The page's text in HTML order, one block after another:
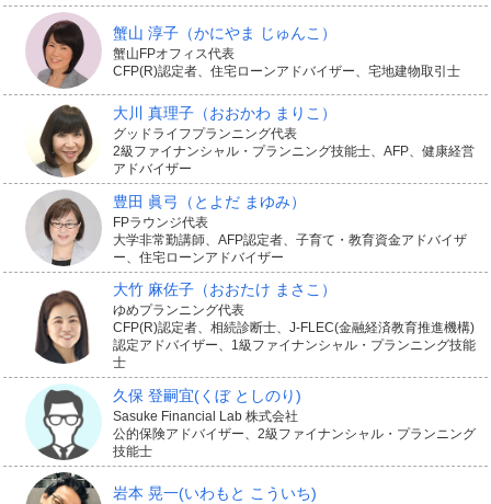
蟹山 淳子 （かにやま じゅんこ）
蟹山FPオフィス代表
CFP(R)認定者、住宅ローンアドバイザー、宅地建物取引士
大川 真理子 （おおかわ まりこ）
グッドライフプランニング代表
2級ファイナンシャル・プランニング技能士、AFP、健康経営
アドバイザー
豊田 眞弓 （とよだ まゆみ）
FPラウンジ代表
大学非常勤講師、AFP認定者、子育て・教育資金アドバイザ
ー、住宅ローンアドバイザー
大竹 麻佐子 （おおたけ まさこ）
ゆめプランニング代表
CFP(R)認定者、相続診断士、J-FLEC(金融経済教育推進機構)
認定アドバイザー、1級ファイナンシャル・プランニング技能
士
久保 登嗣宜(くぼ としのり)
Sasuke Financial Lab 株式会社
公的保険アドバイザー、2級ファイナンシャル・プランニング
技能士
岩本 晃一(いわもと こういち)